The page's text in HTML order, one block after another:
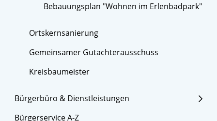
Bebauungsplan "Wohnen im Erlenbadpark"
Ortskernsanierung
Gemeinsamer Gutachterausschuss
Kreisbaumeister
Bürgerbüro & Dienstleistungen
Bürgerservice A-Z